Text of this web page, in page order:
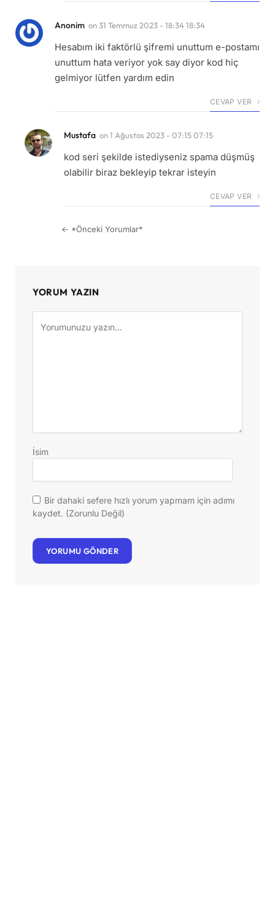
Anonim on31 Temmuz 2023 - 18:34 18:34
Hesabım iki faktörlü şifremi unuttum e-postamı
unuttum hata veriyor yok say diyor kod hiç
gelmiyor lütfen yardım edin
CEVAP VER
Mustafa on1 Ağustos 2023 - 07:15 07:15
kod seri şekilde istediyseniz spama düşmüş
olabilir biraz bekleyip tekrar isteyin
CEVAP VER
← *Önceki Yorumlar*
YORUM YAZIN
İsim
Bir dahaki sefere hızlı yorum yapmam için adımı
kaydet. (Zorunlu Değil)